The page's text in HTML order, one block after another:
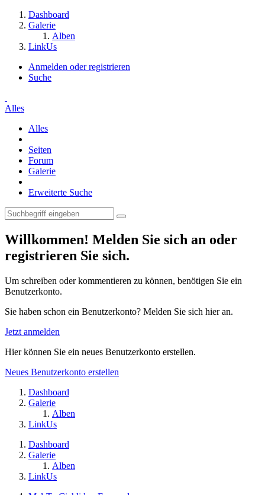
Dashboard
Galerie
Alben
LinkUs
Anmelden oder registrieren
Suche
Alles
Alles
Seiten
Forum
Galerie
Erweiterte Suche
Willkommen! Melden Sie sich an oder
registrieren Sie sich.
Um schreiben oder kommentieren zu können, benötigen Sie ein
Benutzerkonto.
Sie haben schon ein Benutzerkonto? Melden Sie sich hier an.
Jetzt anmelden
Hier können Sie ein neues Benutzerkonto erstellen.
Neues Benutzerkonto erstellen
Dashboard
Galerie
Alben
LinkUs
Dashboard
Galerie
Alben
LinkUs